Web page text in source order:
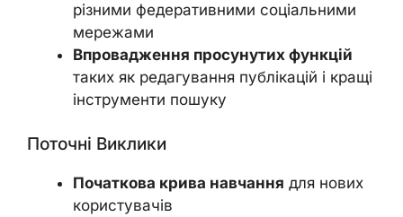
різними федеративними соціальними
мережами
Впровадження просунутих функцій
таких як редагування публікацій і кращі
інструменти пошуку
Поточні Виклики
Початкова крива навчання для нових
користувачів